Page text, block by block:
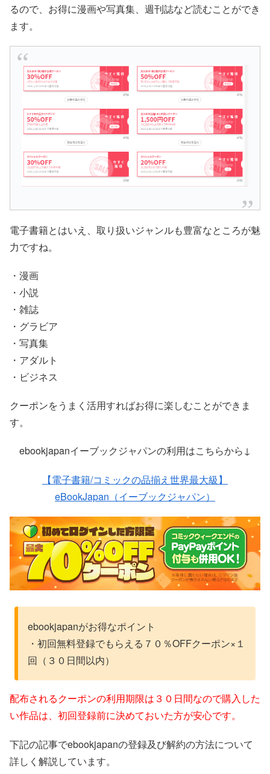
るので、お得に漫画や写真集、週刊誌など読むことができ
ます。
電子書籍とはいえ、取り扱いジャンルも豊富なところが魅
力ですね。
・漫画
・小説
・雑誌
・グラビア
・写真集
・アダルト
・ビジネス
クーポンをうまく活用すればお得に楽しむことができま
す。
ebookjapanイーブックジャパンの利用はこちらから↓
【電子書籍/コミックの品揃え世界最大級】
eBookJapan（イーブックジャパン）
ebookjapanがお得なポイント
・初回無料登録でもらえる７０％OFFクーポン×１
回（３０日間以内）
配布されるクーポンの利用期限は３０日間なので購入した
い作品は、初回登録前に決めておいた方が安心です。
下記の記事でebookjapanの登録及び解約の方法について
詳しく解説しています。